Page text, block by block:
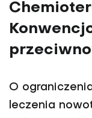
O
leczenia